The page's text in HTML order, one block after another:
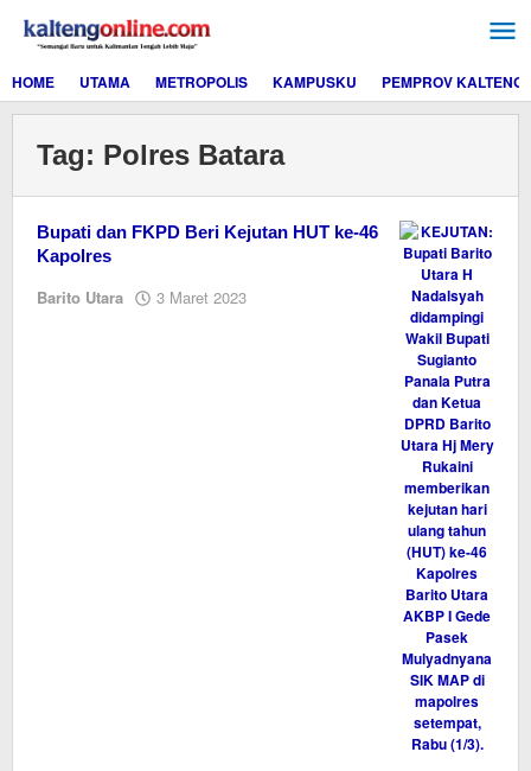
konten
HOME
UTAMA METROPOLIS KAMPUSKU PEMPROV KALTENG
Tag: Polres Batara
Bupati dan FKPD Beri Kejutan HUT ke-46
Kapolres
Barito Utara 3 Maret 2023